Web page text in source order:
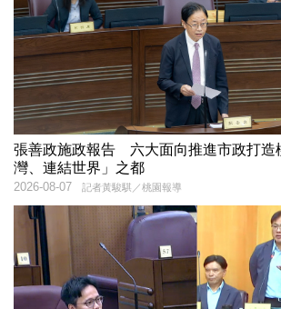
張善政施政報告 六大面向推進市政打造
灣、連結世界」之都
記者黃駿騏／桃園報導
2026-08-07